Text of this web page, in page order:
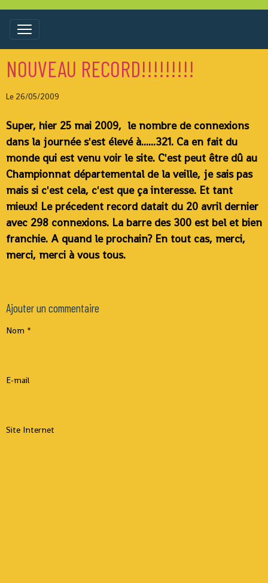
NOUVEAU RECORD!!!!!!!!!
Le 26/05/2009
Super, hier 25 mai 2009, le nombre de connexions
dans la journée s'est élevé à......321. Ca en fait du
monde qui est venu voir le site. C'est peut être dû au
Championnat départemental de la veille, je sais pas
mais si c'est cela, c'est que ça interesse. Et tant
mieux! Le précedent record datait du 20 avril dernier
avec 298 connexions. La barre des 300 est bel et bien
franchie. A quand le prochain? En tout cas, merci,
merci, merci à vous tous.
Ajouter un commentaire
Nom
E-mail
Site Internet